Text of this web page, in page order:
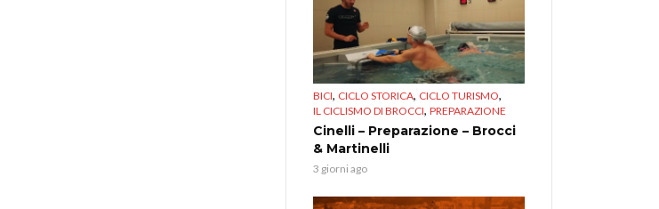
BICI, CICLO STORICA, CICLO TURISMO,
IL CICLISMO DI BROCCI, PREPARAZIONE
Cinelli – Preparazione – Brocci
& Martinelli
3 giorni ago